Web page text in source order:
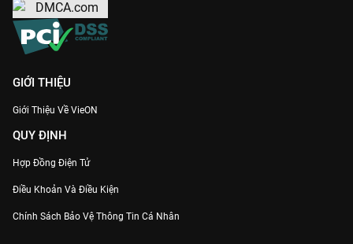
GIỚI THIỆU
Giới Thiệu Về VieON
QUY ĐỊNH
Hợp Đồng Điện Tử
Điều Khoản Và Điều Kiện
Chính Sách Bảo Vệ Thông Tin Cá Nhân